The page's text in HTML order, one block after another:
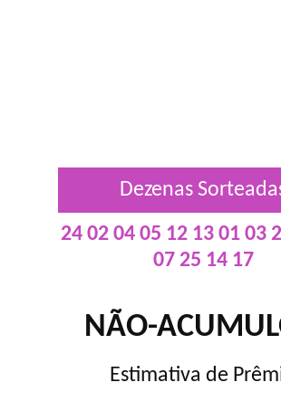
Dezenas
24 02 04 05 12 13 01 03
07 25 14 17
NÃO-
Estimativa de